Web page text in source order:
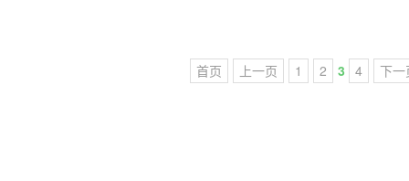
首页 上一页 1 2 3 4 下一